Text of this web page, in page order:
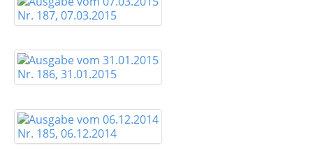
Nr. 187, 07.03.2015
Nr. 186, 31.01.2015
Nr. 185, 06.12.2014